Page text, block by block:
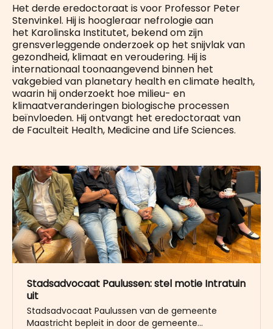
Het derde eredoctoraat is voor Professor Peter
Stenvinkel. Hij is hoogleraar nefrologie aan
het Karolinska Institutet, bekend om zijn
grensverleggende onderzoek op het snijvlak van
gezondheid, klimaat en veroudering. Hij is
internationaal toonaangevend binnen het
vakgebied van planetary health en climate health,
waarin hij onderzoekt hoe milieu- en
klimaatveranderingen biologische processen
beïnvloeden. Hij ontvangt het eredoctoraat van
de Faculteit Health, Medicine and Life Sciences.
Stadsadvocaat Paulussen: stel motie Intratuin
uit
Stadsadvocaat Paulussen van de gemeente
Maastricht bepleit in door de gemeente